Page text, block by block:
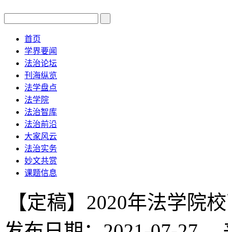
首页
学界要闻
法治论坛
刊海纵览
法学盘点
法学院
法治智库
法治前沿
大家风云
法治实务
妙文共赏
课题信息
【定稿】2020年法学院